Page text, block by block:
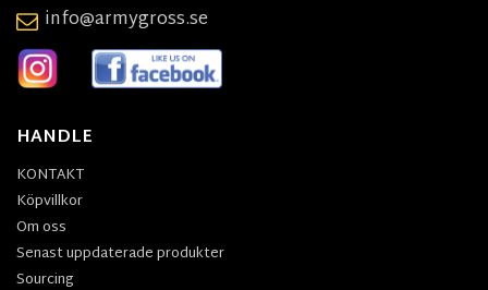
info@armygross.se
HANDLE
KONTAKT
Köpvillkor
Om oss
Senast uppdaterade produkter
Sourcing